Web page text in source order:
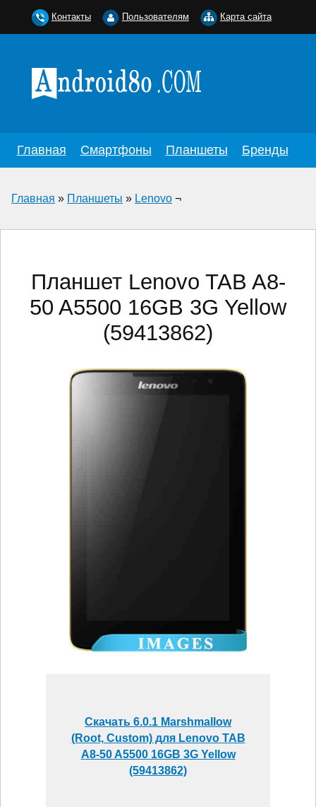
Главная Смартфоны Планшеты Бренды
Главная » Планшеты » Lenovo ¬
Планшет Lenovo TAB A8-
50 A5500 16GB 3G Yellow
(59413862)
Скачать 6.0.1 Marshmallow
(Root, Custom) для Lenovo TAB
A8-50 A5500 16GB 3G Yellow
(59413862)
Контакты Пользователям Карта сайта